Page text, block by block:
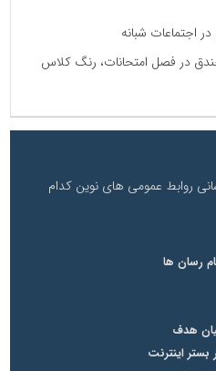
اجتماعات شبانه
در فصل امتحانات، رنگ کلاس
روابط عمومی های نوین کدام
رسان ها
هدف
اینترنت